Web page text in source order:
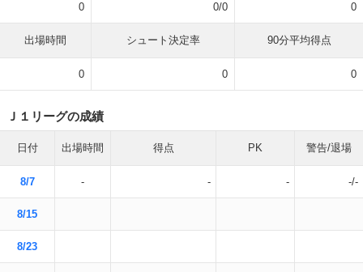
0 0/0 0
出場時間 シュート決定率 90分平均得点
0 0 0
Ｊ１リーグの成績
日付 出場時間 得点 PK 警告/退場
8/7 - - - -/-
8/15
8/23